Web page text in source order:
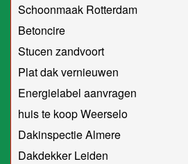
Schoonmaak Rotterdam
Betoncire
Stucen zandvoort
Plat dak vernieuwen
Energielabel aanvragen
huis te koop Weerselo
Dakinspectie Almere
Dakdekker Leiden